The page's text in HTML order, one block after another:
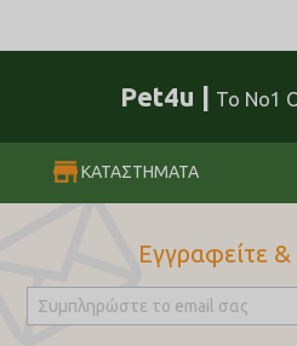
Pet4u | Το No1
ΚΑΤΑΣΤΗΜΑΤΑ
Εγγραφείτε